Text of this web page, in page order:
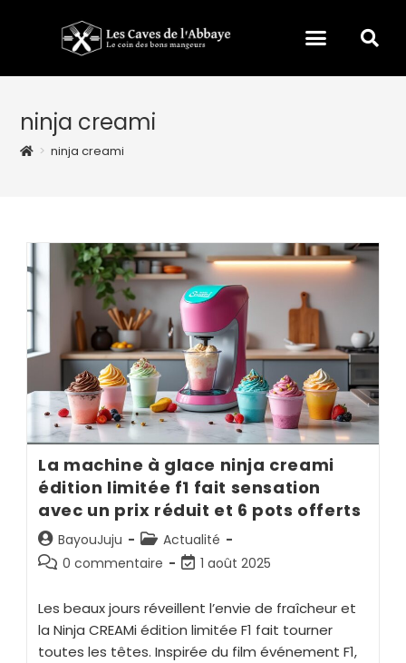
ninja creami
> ninja creami
La machine à glace ninja creami
édition limitée f1 fait sensation
avec un prix réduit et 6 pots offerts
BayouJuju
Actualité
0 commentaire
1 août 2025
Les beaux jours réveillent l’envie de fraîcheur et
la Ninja CREAMi édition limitée F1 fait tourner
toutes les têtes. Inspirée du film événement F1,